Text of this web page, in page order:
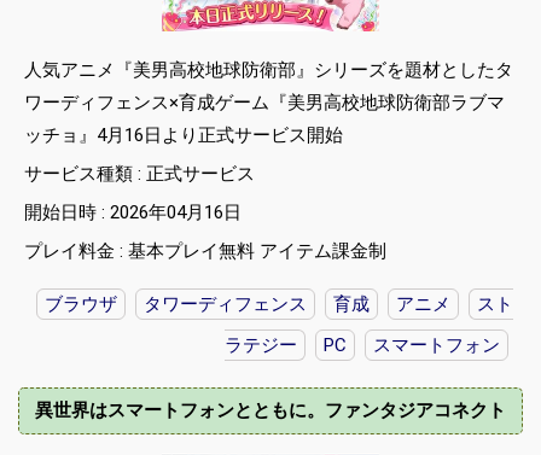
人気アニメ『美男高校地球防衛部』シリーズを題材としたタ
ワーディフェンス×育成ゲーム『美男高校地球防衛部ラブマ
ッチョ』4月16日より正式サービス開始
サービス種類 : 正式サービス
開始日時 : 2026年04月16日
プレイ料金 : 基本プレイ無料 アイテム課金制
ブラウザ タワーディフェンス 育成 アニメ
スト
ラテジー
PC スマートフォン
異世界はスマートフォンとともに。ファンタジアコネクト